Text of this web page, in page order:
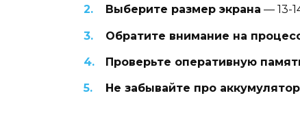
Выберите размер экрана — 13-
Обратите внимание на
Проверьте оперативную
Не забывайте про аккумулятор